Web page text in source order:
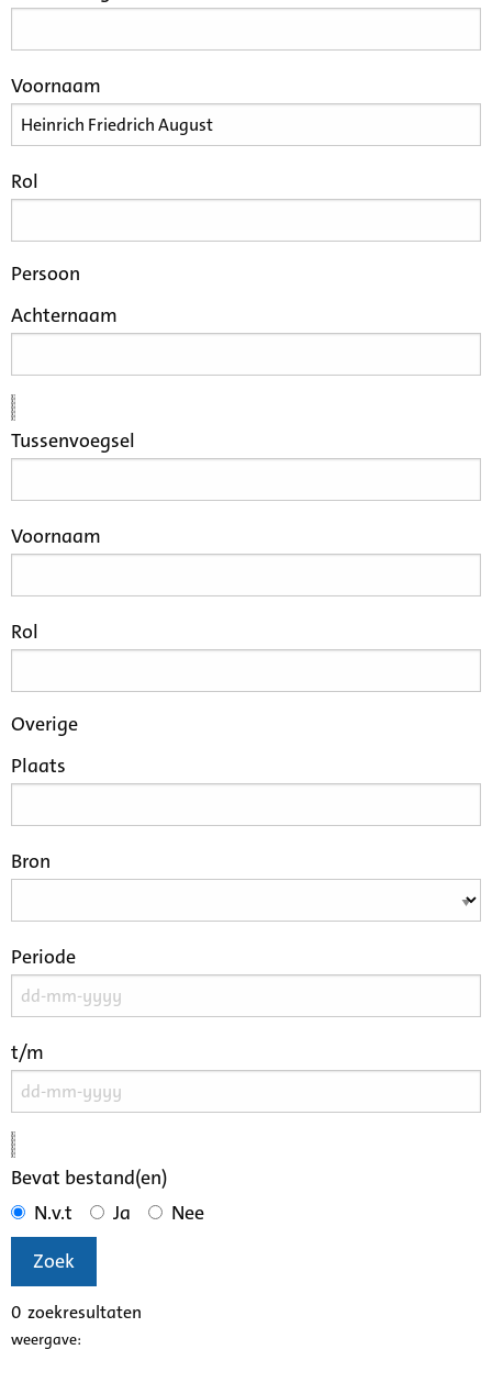
Voornaam
Rol
Persoon
Achternaam
Tussenvoegsel
Voornaam
Rol
Overige
Plaats
Bron
Periode
t/m
Bevat bestand(en)
N.v.t
Ja
Nee
Zoek
0 zoekresultaten
weergave: